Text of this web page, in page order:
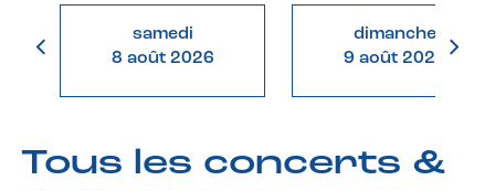
samedi
8 août 2026
dimanche
9 août 2026
Tous les concerts &